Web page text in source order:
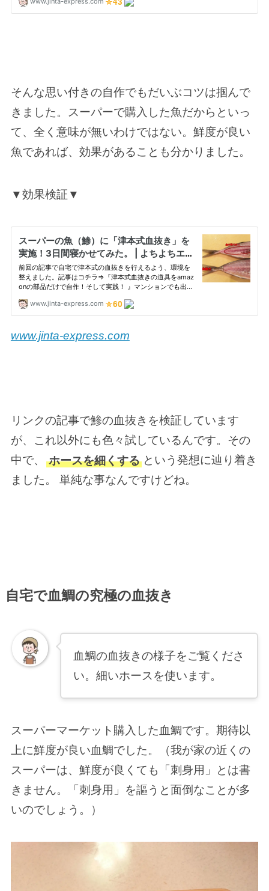
そんな思い付きの自作でもだいぶコツは掴んで
きました。スーパーで購入した魚だからといっ
て、全く意味が無いわけではない。鮮度が良い
魚であれば、効果があることも分かりました。
▼効果検証▼
www.jinta-express.com
リンクの記事で鯵の血抜きを検証しています
が、これ以外にも色々試しているんです。その
中で、
ホースを細くする という発想に辿り着き
ました。 単純な事なんですけどね。
自宅で血鯛の究極の血抜き
血鯛の血抜きの様子をご覧くださ
い。細いホースを使います。
スーパーマーケット購入した血鯛です。期待以
上に鮮度が良い血鯛でした。（我が家の近くの
スーパーは、鮮度が良くても「刺身用」とは書
きません。「刺身用」を謳うと面倒なことが多
いのでしょう。）